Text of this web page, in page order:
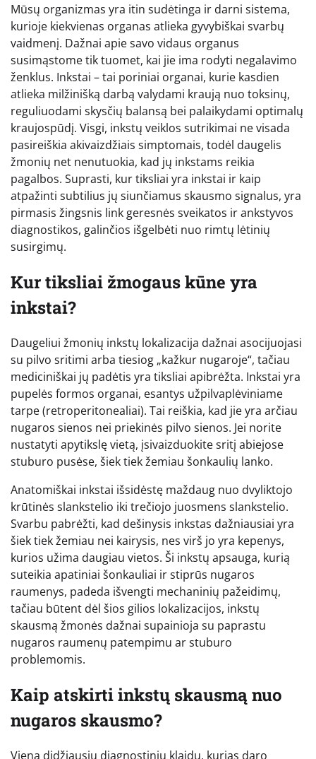
Mūsų organizmas yra itin sudėtinga ir darni sistema,
kurioje kiekvienas organas atlieka gyvybiškai svarbų
vaidmenį. Dažnai apie savo vidaus organus
susimąstome tik tuomet, kai jie ima rodyti negalavimo
ženklus. Inkstai – tai poriniai organai, kurie kasdien
atlieka milžinišką darbą valydami kraują nuo toksinų,
reguliuodami skysčių balansą bei palaikydami optimalų
kraujospūdį. Visgi, inkstų veiklos sutrikimai ne visada
pasireiškia akivaizdžiais simptomais, todėl daugelis
žmonių net nenutuokia, kad jų inkstams reikia
pagalbos. Suprasti, kur tiksliai yra inkstai ir kaip
atpažinti subtilius jų siunčiamus skausmo signalus, yra
pirmasis žingsnis link geresnės sveikatos ir ankstyvos
diagnostikos, galinčios išgelbėti nuo rimtų lėtinių
susirgimų.
Kur tiksliai žmogaus kūne yra
inkstai?
Daugeliui žmonių inkstų lokalizacija dažnai asocijuojasi
su pilvo sritimi arba tiesiog „kažkur nugaroje“, tačiau
mediciniškai jų padėtis yra tiksliai apibrėžta. Inkstai yra
pupelės formos organai, esantys užpilvaplėviniame
tarpe (retroperitonealiai). Tai reiškia, kad jie yra arčiau
nugaros sienos nei priekinės pilvo sienos. Jei norite
nustatyti apytikslę vietą, įsivaizduokite sritį abiejose
stuburo pusėse, šiek tiek žemiau šonkaulių lanko.
Anatomiškai inkstai išsidėstę maždaug nuo dvyliktojo
krūtinės slankstelio iki trečiojo juosmens slankstelio.
Svarbu pabrėžti, kad dešinysis inkstas dažniausiai yra
šiek tiek žemiau nei kairysis, nes virš jo yra kepenys,
kurios užima daugiau vietos. Ši inkstų apsauga, kurią
suteikia apatiniai šonkauliai ir stiprūs nugaros
raumenys, padeda išvengti mechaninių pažeidimų,
tačiau būtent dėl šios gilios lokalizacijos, inkstų
skausmą žmonės dažnai supainioja su paprastu
nugaros raumenų patempimu ar stuburo
problemomis.
Kaip atskirti inkstų skausmą nuo
nugaros skausmo?
Viena didžiausių diagnostinių klaidų, kurias daro